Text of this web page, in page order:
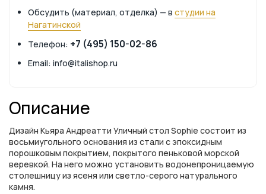
Обсудить (материал, отделка) — в студии на
Нагатинской
Телефон: +7 (495) 150-02-86
Email: info@italishop.ru
Описание
Дизайн Кьяра Андреатти Уличный стол Sophie состоит из
восьмиугольного основания из стали с эпоксидным
порошковым покрытием, покрытого пеньковой морской
веревкой. На него можно установить водонепроницаемую
столешницу из ясеня или светло-серого натурального
камня.